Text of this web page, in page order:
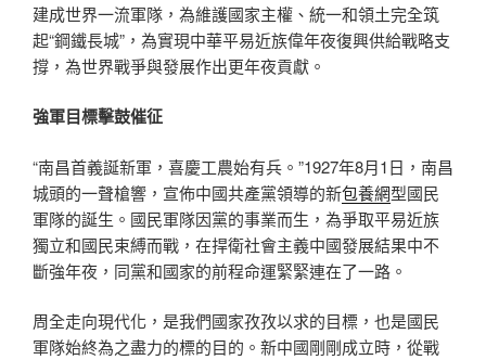
建成世界一流軍隊，為維護國家主權、統一和領土完全筑
起“鋼鐵長城”，為實現中華平易近族偉年夜復興供給戰略支
撐，為世界戰爭與發展作出更年夜貢獻。
強軍目標擊鼓催征
“南昌首義誕新軍，喜慶工農始有兵。”1927年8月1日，南昌
城頭的一聲槍響，宣佈中國共產黨領導的新包養網型國民
軍隊的誕生。國民軍隊因黨的事業而生，為爭取平易近族
獨立和國民束縛而戰，在捍衛社會主義中國發展結果中不
斷強年夜，同黨和國家的前程命運緊緊連在了一路。
周全走向現代化，是我們國家孜孜以求的目標，也是國民
軍隊始終為之盡力的標的目的。新中國剛剛成立時，從戰